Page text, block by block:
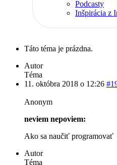
Podcasty
Inšpirácia z
Táto téma je prázdna.
Autor
Téma
11. októbra 2018 o 12:26
Anonym
neviem nepoviem:
Ako sa naučiť programovať
Autor
Téma